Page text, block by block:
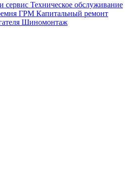
сервис Техническое обслуживание
ГРМ Капитальный ремонт
Шиномонтаж